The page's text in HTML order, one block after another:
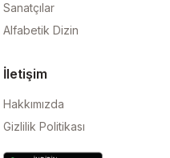
Sanatçılar
Alfabetik Dizin
İletişim
Hakkımızda
Gizlilik Politikası